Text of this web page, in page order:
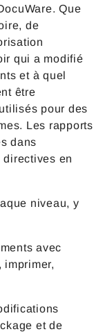
Que
de
qui a modifié
et à quel
être
pour des
Les rapports
dans
directives en
niveau, y
avec
et de